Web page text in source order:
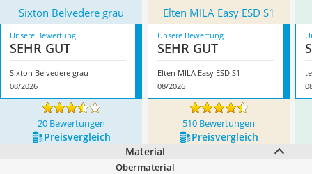
Sixton Belvedere grau Elten MILA Easy ESD S1
Unsere Bewertung
SEHR GUT
Sixton Belvedere grau
08/2026
Unsere Bewertung
SEHR GUT
Elten MILA Easy ESD S1
08/2026
20 Bewertungen 510 Bewertungen
Preis­vergleich
Preis­vergleich
Material
Obermaterial